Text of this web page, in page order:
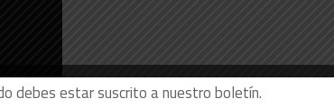
debes estar suscrito a nuestro boletín.